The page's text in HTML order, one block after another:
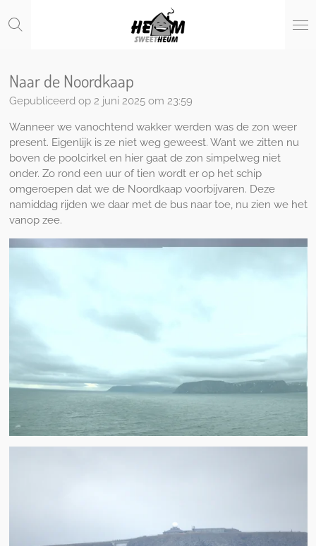
direct
hoofdinhoud
Naar de Noordkaap
Gepubliceerd op 2 juni 2025 om 23:59
Wanneer we vanochtend wakker werden was de zon weer
present. Eigenlijk is ze niet weg geweest. Want we zitten nu
boven de poolcirkel en hier gaat de zon simpelweg niet
onder. Zo rond een uur of tien wordt er op het schip
omgeroepen dat we de Noordkaap voorbijvaren. Deze
namiddag rijden we daar met de bus naar toe, nu zien we het
vanop zee.